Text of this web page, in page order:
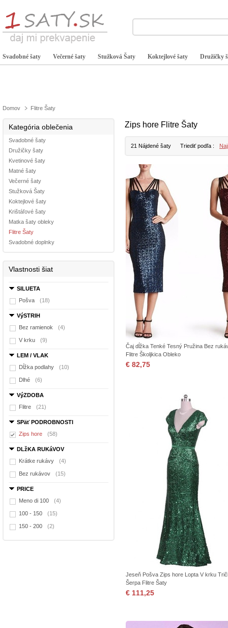
Svadobné šaty Večerné šaty Stužková Šaty Koktejlové šaty Družičky
Domov Flitre Šaty
Kategória oblečenia
Svadobné šaty
Družičky šaty
Kvetinové šaty
Matné šaty
Večerné šaty
Stužková Šaty
Koktejlové šaty
Krištáľové šaty
Matka šaty obleky
Flitre Šaty
Svadobné doplnky
Vlastnosti šiat
SILUETA
Pošva
(18)
VýSTRIH
Bez ramienok
(4)
V krku (9)
LEM / VLAK
Dĺžka podlahy
(10)
Dlhé (6)
VýZDOBA
Flitre
(21)
SPäť PODROBNOSTI
Zips hore
(58)
DLžKA RUKáVOV
Krátke rukávy
(4)
Bez rukávov (15)
PRICE
Meno di 100
(4)
100 - 150 (15)
150 - 200 (2)
Zips hore Flitre Šaty
21 Nájdené šaty Triediť podľa :
Čaj dĺžka Tenké Tesný Pružina Bez
Flitre Školjkica Obleko
€ 82,75
Jeseň Pošva Zips hore Lopta V krku
Šerpa Flitre Šaty
€ 111,25